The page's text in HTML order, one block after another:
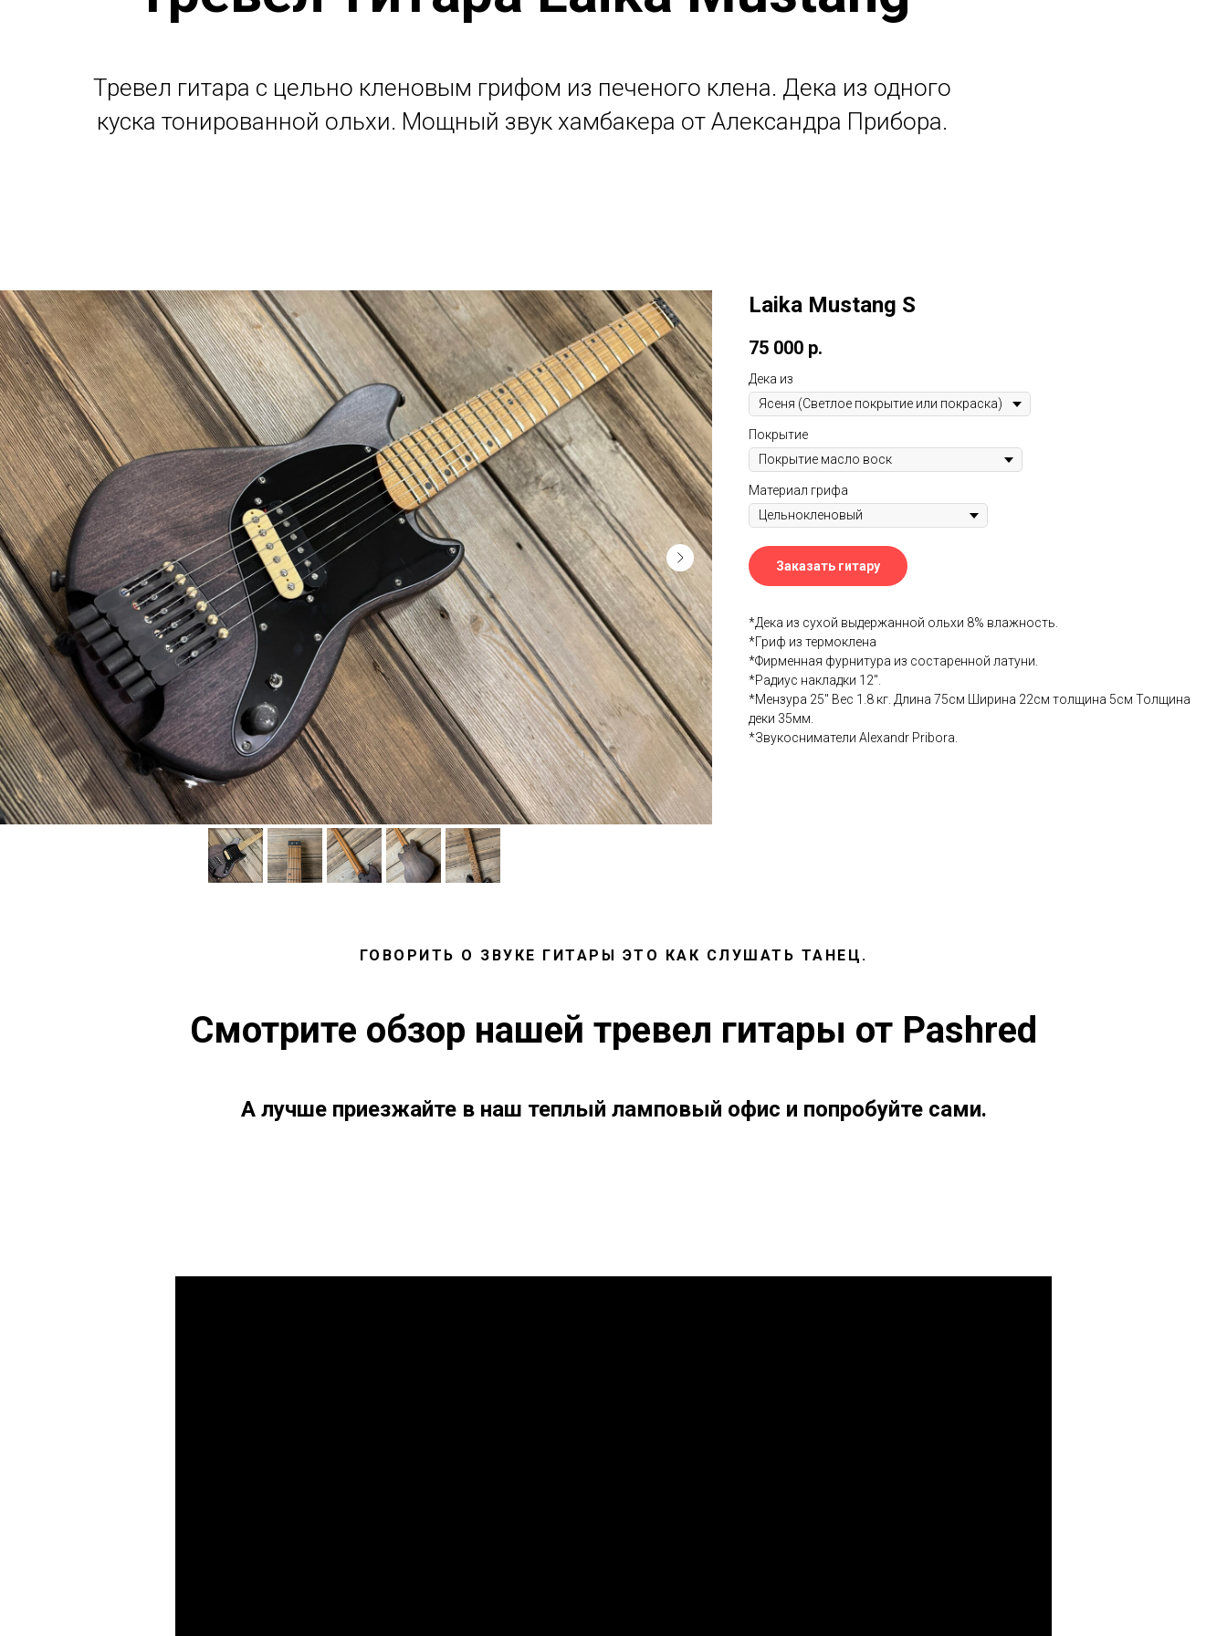
Тревел гитара с цельно кленовым грифом из печеного клена. Дека из одного
куска тонированной ольхи. Мощный звук хамбакера от Александра Прибора.
Laika Mustang S
75 000 р.
Дека из
Покрытие
Материал грифа
Заказать гитару
*Дека из сухой выдержанной ольхи 8% влажность.
*Гриф из термоклена
*Фирменная фурнитура из состаренной латуни.
*Радиус накладки 12".
*Мензура 25" Вес 1.8 кг. Длина 75см Ширина 22см толщина 5см Толщина
деки 35мм.
*Звукосниматели Alexandr Pribora.
ГОВОРИТЬ О ЗВУКЕ ГИТАРЫ ЭТО КАК СЛУШАТЬ ТАНЕЦ.
Смотрите обзор нашей тревел гитары от Pashred
А лучше приезжайте в наш теплый ламповый офис и попробуйте сами.